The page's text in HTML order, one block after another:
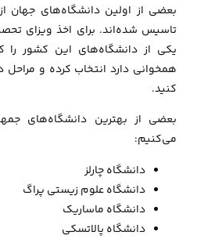
بعضی از اولین دانشگاه‌های
تاسیس شده‌اند. برای اخذ ویزای
یکی از دانشگاه‌های این کشور را
همخوانی دارد انتخاب کرده و
کنید.
بعضی از بهترین دانشگاه‌های
می‌کنیم:
دانشگاه چارلز
دانشگاه علوم زیستی پراگ
دانشگاه ماساریک
دانشگاه پالاتسکی